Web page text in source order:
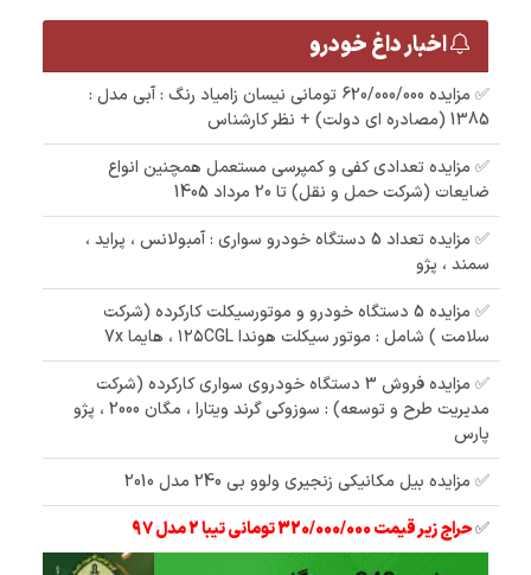
اخبار داغ خودرو
✅ مزایده 620/000/000 تومانی نیسان زامیاد رنگ : آبی مدل :
1385 (مصادره ای دولت) + نظر کارشناس
✅ مزایده تعدادی کفی و کمپرسی مستعمل همچنین انواع
ضایعات (شرکت حمل و نقل) تا 20 مرداد 1405
✅ مزایده تعداد 5 دستگاه خودرو سواری : آمبولانس ، پراید ،
سمند ، پژو
✅ مزایده 5 دستگاه خودرو و موتورسیکلت کارکرده (شرکت
سلامت ) شامل : موتور سیکلت هوندا ۱۲۵CGL ، هایما 7x
✅ مزایده فروش 3 دستگاه خودروی سواری کارکرده (شرکت
مدیریت طرح و توسعه) : سوزوکی گرند ویتارا ، مگان 2000 ، پژو
پارس
✅ مزایده بیل مکانیکی زنجیری ولوو بی 240 مدل 2010
✅حراج زیر قیمت 320/000/000 تومانی تیبا 2 مدل 97